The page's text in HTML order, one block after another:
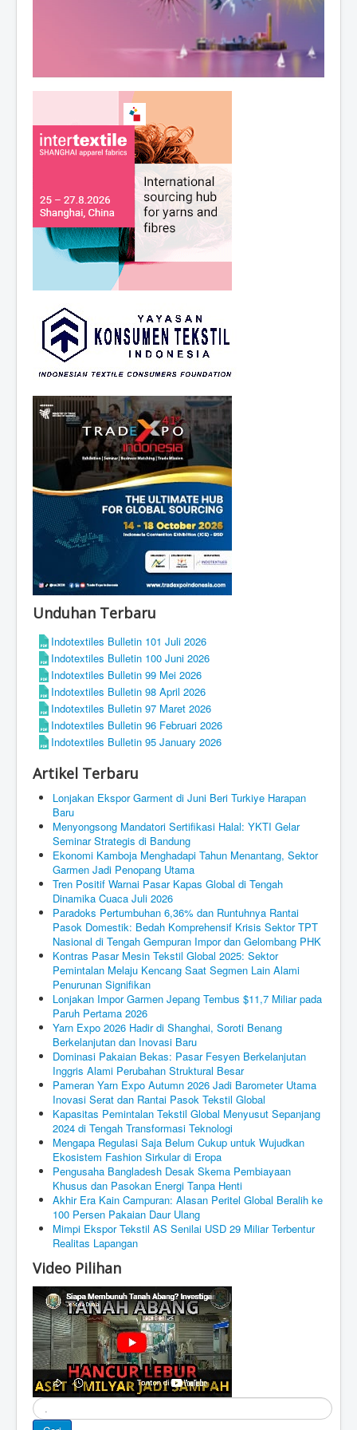
Unduhan Terbaru
Indotextiles Bulletin 101 Juli 2026
Indotextiles Bulletin 100 Juni 2026
Indotextiles Bulletin 99 Mei 2026
Indotextiles Bulletin 98 April 2026
Indotextiles Bulletin 97 Maret 2026
Indotextiles Bulletin 96 Februari 2026
Indotextiles Bulletin 95 January 2026
Artikel Terbaru
Lonjakan Ekspor Garment di Juni Beri Turkiye Harapan
Baru
Menyongsong Mandatori Sertifikasi Halal: YKTI Gelar
Seminar Strategis di Bandung
Ekonomi Kamboja Menghadapi Tahun Menantang, Sektor
Garmen Jadi Penopang Utama
Tren Positif Warnai Pasar Kapas Global di Tengah
Dinamika Cuaca Juli 2026
Paradoks Pertumbuhan 6,36% dan Runtuhnya Rantai
Pasok Domestik: Bedah Komprehensif Krisis Sektor TPT
Nasional di Tengah Gempuran Impor dan Gelombang PHK
Kontras Pasar Mesin Tekstil Global 2025: Sektor
Pemintalan Melaju Kencang Saat Segmen Lain Alami
Penurunan Signifikan
Lonjakan Impor Garmen Jepang Tembus $11,7 Miliar pada
Paruh Pertama 2026
Yarn Expo 2026 Hadir di Shanghai, Soroti Benang
Berkelanjutan dan Inovasi Baru
Dominasi Pakaian Bekas: Pasar Fesyen Berkelanjutan
Inggris Alami Perubahan Struktural Besar
Pameran Yarn Expo Autumn 2026 Jadi Barometer Utama
Inovasi Serat dan Rantai Pasok Tekstil Global
Kapasitas Pemintalan Tekstil Global Menyusut Sepanjang
2024 di Tengah Transformasi Teknologi
Mengapa Regulasi Saja Belum Cukup untuk Wujudkan
Ekosistem Fashion Sirkular di Eropa
Pengusaha Bangladesh Desak Skema Pembiayaan
Khusus dan Pasokan Energi Tanpa Henti
Akhir Era Kain Campuran: Alasan Peritel Global Beralih ke
100 Persen Pakaian Daur Ulang
Mimpi Ekspor Tekstil AS Senilai USD 29 Miliar Terbentur
Realitas Lapangan
Video Pilihan
Cari